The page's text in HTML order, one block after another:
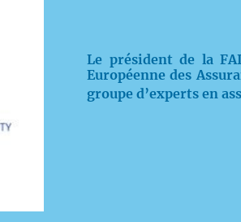
Le président de la
Européenne des
groupe d’experts en